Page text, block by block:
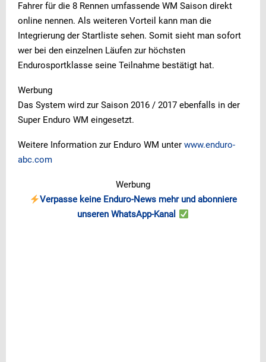
Fahrer für die 8 Rennen umfassende WM Saison direkt
online nennen. Als weiteren Vorteil kann man die
Integrierung der Startliste sehen. Somit sieht man sofort
wer bei den einzelnen Läufen zur höchsten
Endurosportklasse seine Teilnahme bestätigt hat.
Werbung
Das System wird zur Saison 2016 / 2017 ebenfalls in der
Super Enduro WM eingesetzt.
Weitere Information zur Enduro WM unter www.enduro-
abc.com
Werbung
Verpasse keine Enduro-News mehr und abonniere
unseren WhatsApp-Kanal